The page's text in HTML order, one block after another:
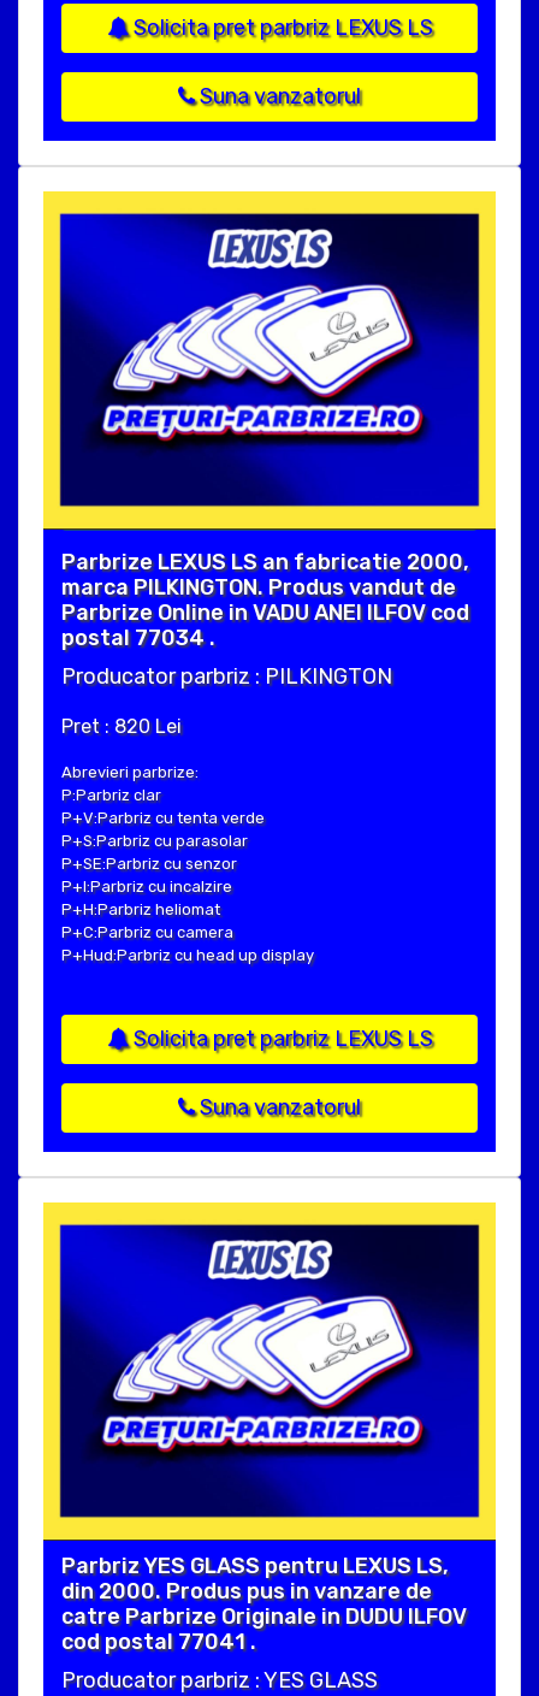
Solicita pret parbriz LEXUS LS
Suna vanzatorul
Parbrize LEXUS LS an fabricatie 2000,
marca PILKINGTON. Produs vandut de
Parbrize Online in VADU ANEI ILFOV cod
postal 77034 .
Producator parbriz : PILKINGTON
Pret : 820 Lei
Abrevieri parbrize:
P:Parbriz clar
P+V:Parbriz cu tenta verde
P+S:Parbriz cu parasolar
P+SE:Parbriz cu senzor
P+I:Parbriz cu incalzire
P+H:Parbriz heliomat
P+C:Parbriz cu camera
P+Hud:Parbriz cu head up display
Solicita pret parbriz LEXUS LS
Suna vanzatorul
Parbriz YES GLASS pentru LEXUS LS,
din 2000. Produs pus in vanzare de
catre Parbrize Originale in DUDU ILFOV
cod postal 77041 .
Producator parbriz : YES GLASS